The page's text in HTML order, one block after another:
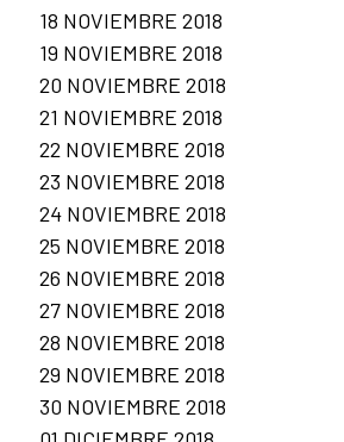
18 NOVIEMBRE 2018
19 NOVIEMBRE 2018
20 NOVIEMBRE 2018
21 NOVIEMBRE 2018
22 NOVIEMBRE 2018
23 NOVIEMBRE 2018
24 NOVIEMBRE 2018
25 NOVIEMBRE 2018
26 NOVIEMBRE 2018
27 NOVIEMBRE 2018
28 NOVIEMBRE 2018
29 NOVIEMBRE 2018
30 NOVIEMBRE 2018